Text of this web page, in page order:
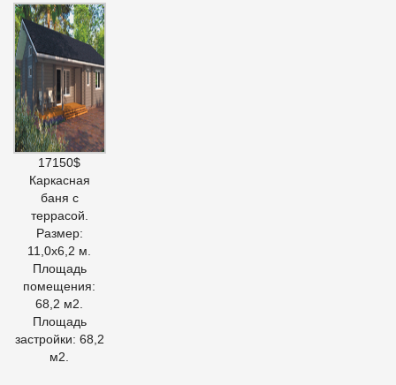
17150$
Каркасная
баня с
террасой.
Размер:
11,0х6,2 м.
Площадь
помещения:
68,2 м2.
Площадь
застройки: 68,2
м2.